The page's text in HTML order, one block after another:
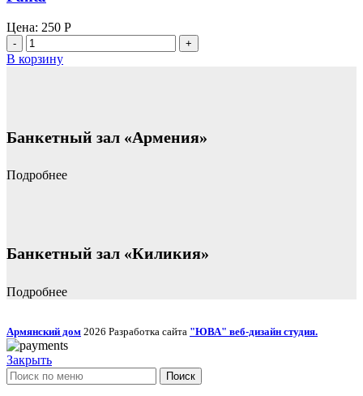
Цена: 250 Р
Количество
товара
Fanta
В корзину
Банкетный зал «Армения»
Подробнее
Банкетный зал «Киликия»
Подробнее
Армянский дом 2026 Разработка сайта "ЮВА" веб-дизайн студия.
Закрыть
Поиск